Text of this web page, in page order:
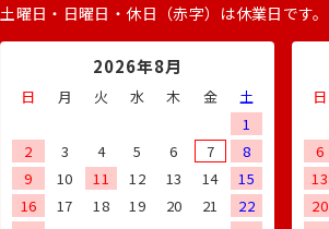
土曜日・日曜日・休日（赤字）は休業日です。
2026年8月
日 月 火 水 木 金
土
1
2
3 4 5 6 7
8
9
10 11 12 13 14
15
16
17 18 19 20 21
22
日
6
13
20